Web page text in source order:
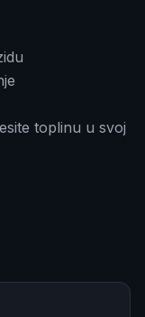
toplinu u svoj